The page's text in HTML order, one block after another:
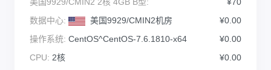
数据中心:
美国9929/CMIN2机房
¥0.00
操作系统: CentOS^CentOS-7.6.1810-x64
¥0.00
CPU: 2核
¥0.00